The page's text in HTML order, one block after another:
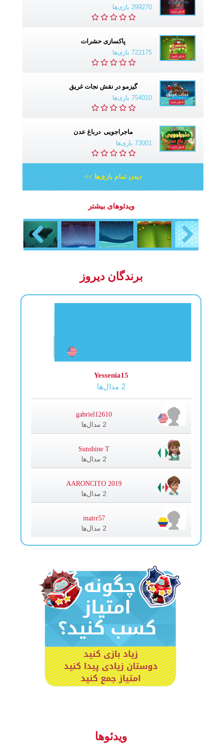
299270 بازی‌ها
پاکسازی حشرات
722175 بازی‌ها
گیزمو در نقش نجات غریق
754010 بازی‌ها
ماجراجویی درباغ عدن
73001 بازی‌ها
دیدن تمام بازی‌ها >>
ویدئوهای بیشتر
Previous Next
برندگان دیروز
Yessenia15
2 مدال‌ها
gabriel12610
2 مدال‌ها
Sunshine T
2 مدال‌ها
AARONCITO 2019
2 مدال‌ها
matrr57
2 مدال‌ها
ویدئوها